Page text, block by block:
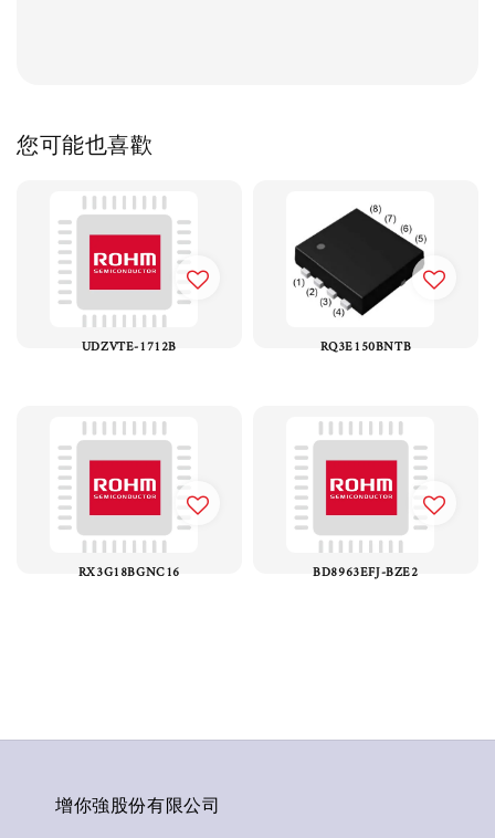
您可能也喜歡
UDZVTE-1712B RQ3E150BNTB
RX3G18BGNC16 BD8963EFJ-BZE2
增你強股份有限公司